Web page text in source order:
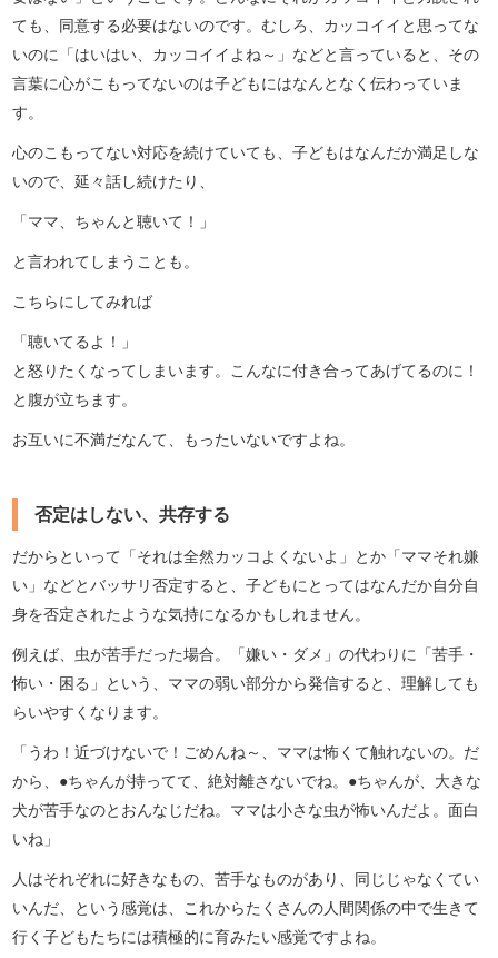
ても、同意する必要はないのです。むしろ、カッコイイと思ってな
いのに「はいはい、カッコイイよね～」などと言っていると、その
言葉に心がこもってないのは子どもにはなんとなく伝わっていま
す。
心のこもってない対応を続けていても、子どもはなんだか満足しな
いので、延々話し続けたり、
「ママ、ちゃんと聴いて！」
と言われてしまうことも。
こちらにしてみれば
「聴いてるよ！」
と怒りたくなってしまいます。こんなに付き合ってあげてるのに！
と腹が立ちます。
お互いに不満だなんて、もったいないですよね。
否定はしない、共存する
だからといって「それは全然カッコよくないよ」とか「ママそれ嫌
い」などとバッサリ否定すると、子どもにとってはなんだか自分自
身を否定されたような気持になるかもしれません。
例えば、虫が苦手だった場合。「嫌い・ダメ」の代わりに「苦手・
怖い・困る」という、ママの弱い部分から発信すると、理解しても
らいやすくなります。
「うわ！近づけないで！ごめんね～、ママは怖くて触れないの。だ
から、●ちゃんが持ってて、絶対離さないでね。●ちゃんが、大きな
犬が苦手なのとおんなじだね。ママは小さな虫が怖いんだよ。面白
いね」
人はそれぞれに好きなもの、苦手なものがあり、同じじゃなくてい
いんだ、という感覚は、これからたくさんの人間関係の中で生きて
行く子どもたちには積極的に育みたい感覚ですよね。